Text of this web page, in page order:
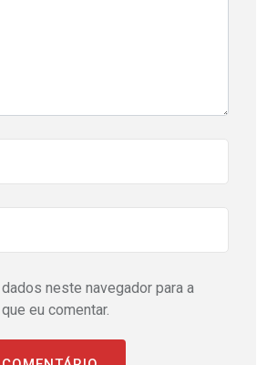
neste navegador para a
eu comentar.